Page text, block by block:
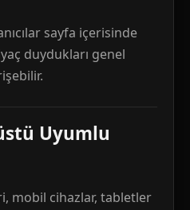
sayfa içerisinde
duydukları genel
Uyumlu
mobil cihazlar, tabletler